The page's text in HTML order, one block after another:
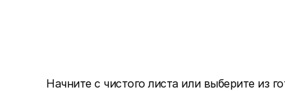
Начните с чистого листа или выберите из